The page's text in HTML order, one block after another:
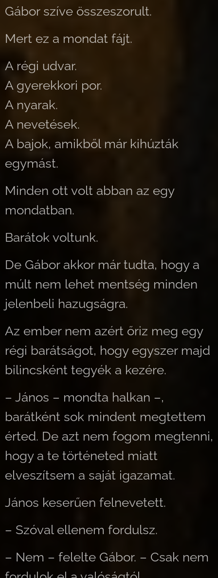
Gábor szíve összeszorult.
Mert ez a mondat fájt.
A régi udvar.
A gyerekkori por.
A nyarak.
A nevetések.
A bajok, amikből már kihúzták
egymást.
Minden ott volt abban az egy
mondatban.
Barátok voltunk.
De Gábor akkor már tudta, hogy a
múlt nem lehet mentség minden
jelenbeli hazugságra.
Az ember nem azért őriz meg egy
régi barátságot, hogy egyszer majd
bilincsként tegyék a kezére.
– János – mondta halkan –,
barátként sok mindent megtettem
érted. De azt nem fogom megtenni,
hogy a te történeted miatt
elveszítsem a saját igazamat.
János keserűen felnevetett.
– Szóval ellenem fordulsz.
– Nem – felelte Gábor. – Csak nem